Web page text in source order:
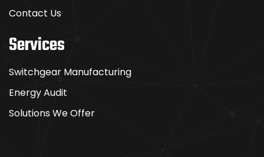
Contact Us
Services
Switchgear Manufacturing
Energy Audit
Solutions We Offer